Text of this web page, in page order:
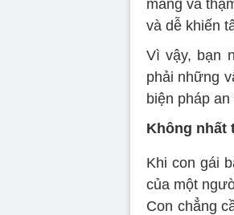
mang và
và dễ khiến
Vì vậy, bạn
phải những
biện pháp
Không nhất
Khi con gái
của một
Con chẳng